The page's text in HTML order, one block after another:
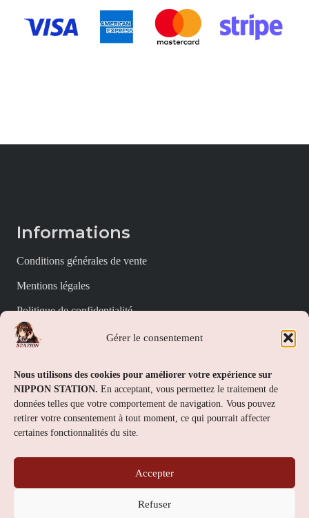
Gérer le consentement
Nous utilisons des cookies pour améliorer votre expérience sur
NIPPON STATION. En acceptant, vous permettez le traitement de
données telles que votre comportement de navigation. Vous pouvez
retirer votre consentement à tout moment, ce qui pourrait affecter
certaines fonctionnalités du site.
Accepter
Refuser
Informations
Conditions générales de vente
Mentions légales
Politique de confidentialité
Politique de cookies (UE)
Nippon Station
À propos
FAQs
Contact